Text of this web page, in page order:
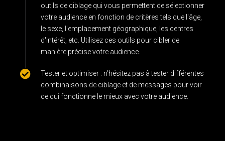
outils de ciblage qui vous permettent de sélectionner
votre audience en fonction de critères tels que l'âge,
le sexe, l'emplacement géographique, les centres
d'intérêt, etc. Utilisez ces outils pour cibler de
manière précise votre audience.
Tester et optimiser : n'hésitez pas à tester différentes
combinaisons de ciblage et de messages pour voir
ce qui fonctionne le mieux avec votre audience.